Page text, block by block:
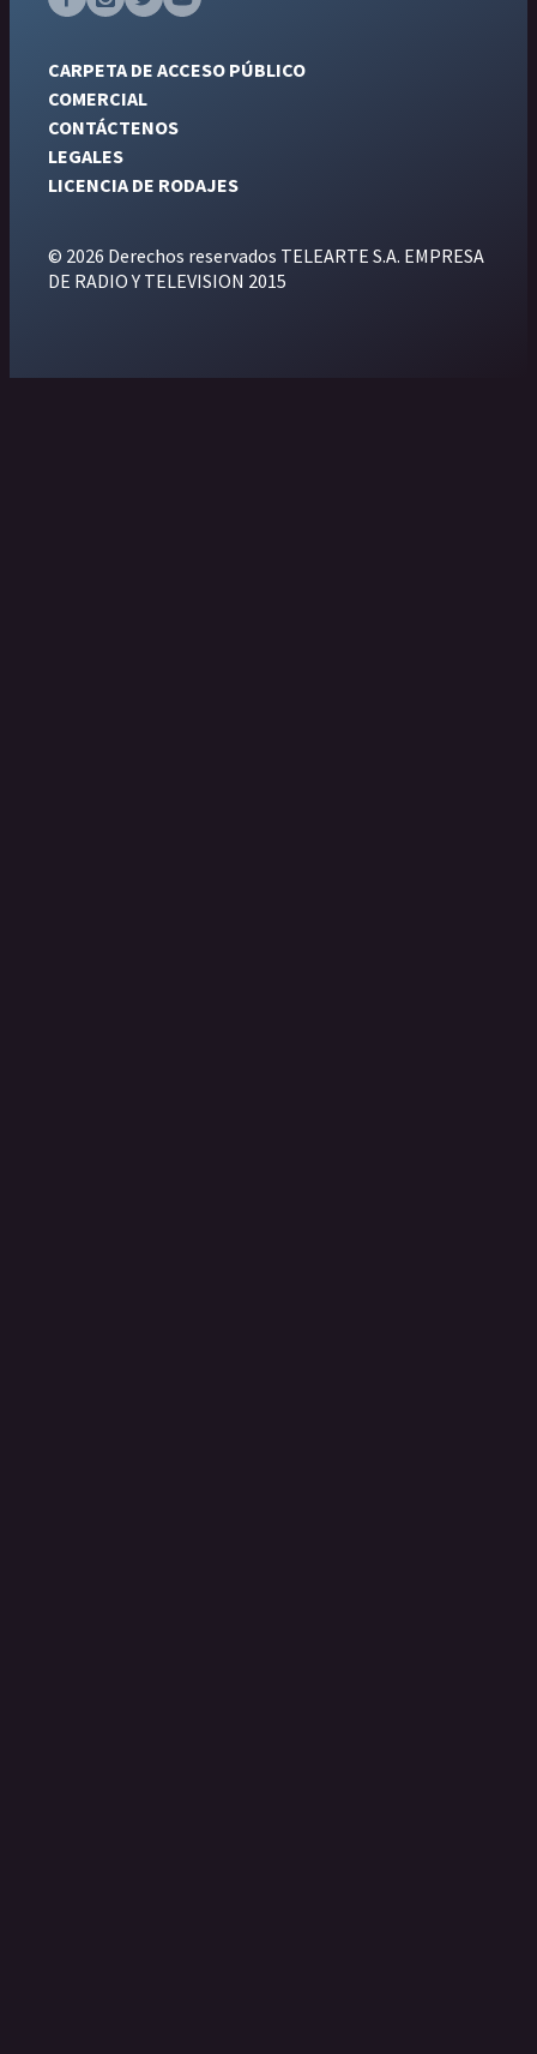
CARPETA DE ACCESO PÚBLICO
COMERCIAL
CONTÁCTENOS
LEGALES
LICENCIA DE RODAJES
© 2026 Derechos reservados TELEARTE S.A. EMPRESA
DE RADIO Y TELEVISION 2015